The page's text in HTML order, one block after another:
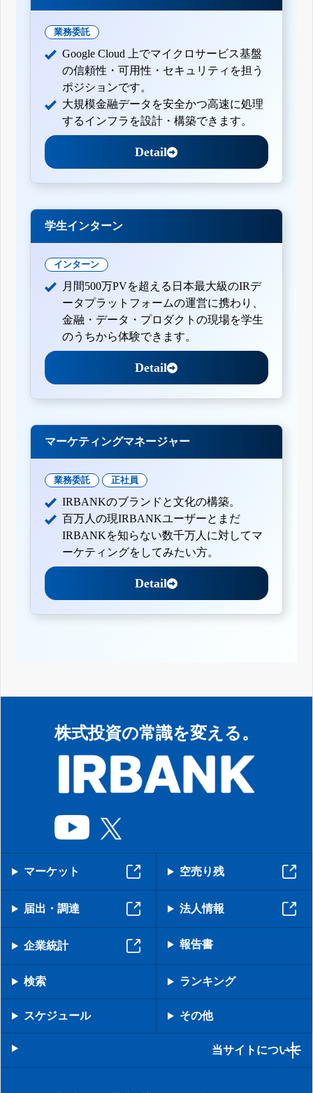
業務委託
Google Cloud 上でマイクロサービス基盤
の信頼性・可用性・セキュリティを担う
ポジションです。
大規模金融データを安全かつ高速に処理
するインフラを設計・構築できます。
Detail
学生インターン
インターン
月間500万PVを超える日本最大級のIRデ
ータプラットフォームの運営に携わり、
金融・データ・プロダクトの現場を学生
のうちから体験できます。
Detail
マーケティングマネージャー
業務委託 正社員
IRBANKのブランドと文化の構築。
百万人の現IRBANKユーザーとまだ
IRBANKを知らない数千万人に対してマ
ーケティングをしてみたい方。
Detail
株式投資の常識を変える。
マーケット 空売り残
届出・調達 法人情報
企業統計 報告書
検索 ランキング
スケジュール その他
当サイトについて